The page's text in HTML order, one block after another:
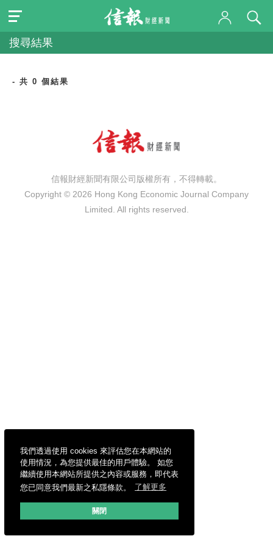
我們透過使用 cookies 來評估您在本網站的
使用情況，為您提供最佳的用戶體驗。 如您
繼續使用本網站所提供之內容或服務，即代表
您已同意我們最新之私隱條款。
了解更多
關閉
搜尋結果
- 共 0 個結果
信報財經新聞有限公司版權所有，不得轉載。
Copyright © 2026 Hong Kong Economic Journal Company
Limited. All rights reserved.